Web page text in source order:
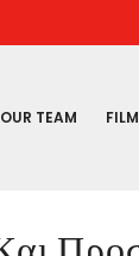
OUR TEAM